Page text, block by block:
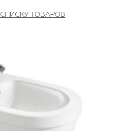
СПИСКУ ТОВАРОВ